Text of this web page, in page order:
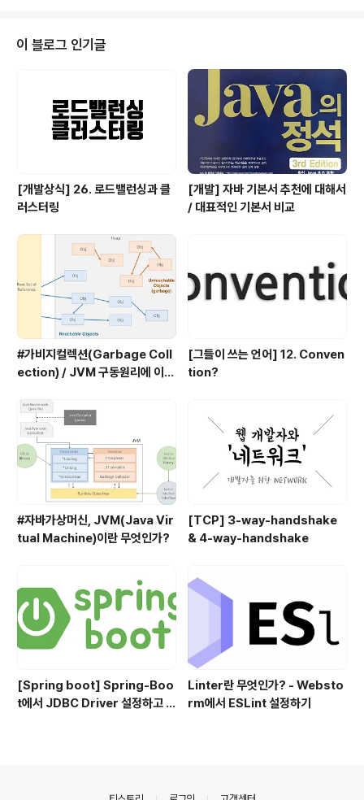
tive :focus 위 네 개는 anchor tag(a태그)와 함께 자주
쓰인다. 그리고 focus tag는 input tag와 함께 쓰인다. U
I element states pseudo-class :enabled :disabl
이 블로그 인기글
[개발상식] 26. 로드밸런싱과 클
러스터링
[개발] 자바 기본서 추천에 대해서
/ 대표적인 기본서 비교
#가비지컬렉션(Garbage Coll
ection) / JVM 구동원리에 이어
[그들이 쓰는 언어] 12. Conven
tion?
#자바가상머신, JVM(Java Vir
tual Machine)이란 무엇인가?
[TCP] 3-way-handshake
& 4-way-handshake
[Spring boot] Spring-Boo
t에서 JDBC Driver 설정하고 사
Linter란 무엇인가? - Websto
rm에서 ESLint 설정하기